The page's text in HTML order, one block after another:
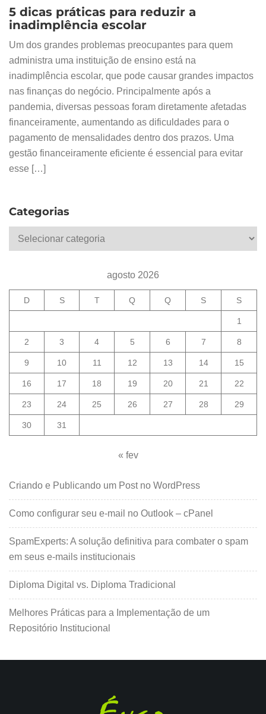
5 dicas práticas para reduzir a
inadimplência escolar
Um dos grandes problemas preocupantes para quem
administra uma instituição de ensino está na
inadimplência escolar, que pode causar grandes impactos
nas finanças do negócio. Principalmente após a
pandemia, diversas pessoas foram diretamente afetadas
financeiramente, aumentando as dificuldades para o
pagamento de mensalidades dentro dos prazos. Uma
gestão financeiramente eficiente é essencial para evitar
esse […]
Categorias
Categorias
agosto 2026
D S T Q Q S S
1
2 3 4 5 6 7 8
9 10 11 12 13 14 15
16 17 18 19 20 21 22
23 24 25 26 27 28 29
30 31
« fev
Criando e Publicando um Post no WordPress
Como configurar seu e-mail no Outlook – cPanel
SpamExperts: A solução definitiva para combater o spam
em seus e-mails institucionais
Diploma Digital vs. Diploma Tradicional
Melhores Práticas para a Implementação de um
Repositório Institucional